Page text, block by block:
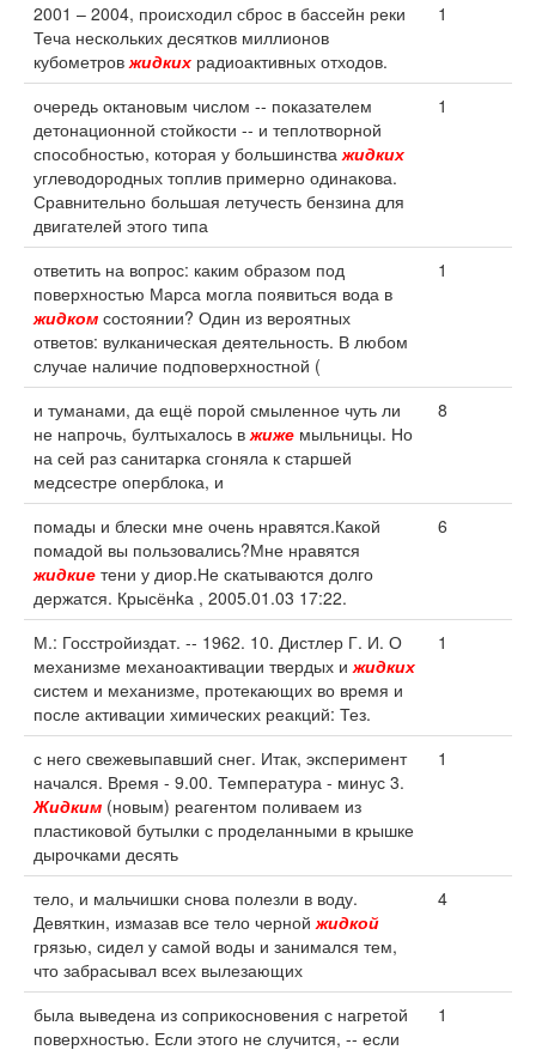
2001 – 2004, происходил сброс в бассейн реки
Теча нескольких десятков миллионов
кубометровжидких радиоактивных отходов.
1
очередь октановым числом -- показателем
детонационной стойкости -- и теплотворной
способностью, которая у большинстважидких
углеводородных топлив примерно одинакова.
Сравнительно большая летучесть бензина для
двигателей этого типа
1
ответить на вопрос: каким образом под
поверхностью Марса могла появиться вода в
жидком состоянии? Один из вероятных
ответов: вулканическая деятельность. В любом
случае наличие подповерхностной (
1
и туманами, да ещё порой смыленное чуть ли
не напрочь, бултыхалось вжиже мыльницы. Но
на сей раз санитарка сгоняла к старшей
медсестре оперблока, и
8
помады и блески мне очень нравятся.Какой
помадой вы пользовались?Мне нравятся
жидкие тени у диор.Не скатываются долго
держатся. Крысёнkа , 2005.01.03 17:22.
6
М.: Госстройиздат. -- 1962. 10. Дистлер Г. И. О
механизме механоактивации твердых ижидких
систем и механизме, протекающих во время и
после активации химических реакций: Тез.
1
с него свежевыпавший снег. Итак, эксперимент
начался. Время - 9.00. Температура - минус 3.
Жидким (новым) реагентом поливаем из
пластиковой бутылки с проделанными в крышке
дырочками десять
1
тело, и мальчишки снова полезли в воду.
Девяткин, измазав все тело чернойжидкой
грязью, сидел у самой воды и занимался тем,
что забрасывал всех вылезающих
4
была выведена из соприкосновения с нагретой
поверхностью. Если этого не случится, -- если
1